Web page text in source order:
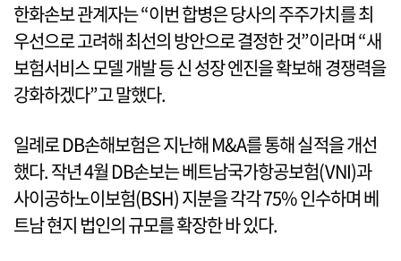
한화손보 관계자는 “이번 합병은 당사의 주주가치를 최
우선으로 고려해 최선의 방안으로 결정한 것”이라며 “새
보험서비스 모델 개발 등 신 성장 엔진을 확보해 경쟁력을
강화하겠다”고 말했다.
일례로 DB손해보험은 지난해 M&A를 통해 실적을 개선
했다. 작년 4월 DB손보는 베트남국가항공보험(VNI)과
사이공하노이보험(BSH) 지분을 각각 75% 인수하며 베
트남 현지 법인의 규모를 확장한 바 있다.